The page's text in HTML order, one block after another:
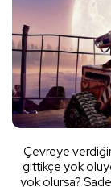
Çevreye
gittikçe yok
yok olursa?